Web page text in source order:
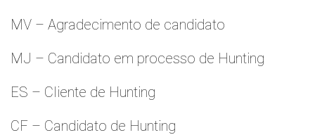
MV – Agradecimento de candidato
MJ – Candidato em processo de Hunting
ES – Cliente de Hunting
CF – Candidato de Hunting